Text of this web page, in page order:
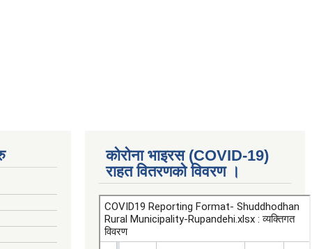
कोरोना भाइरस (COVID-19)
राहत वितरणको विवरण ।